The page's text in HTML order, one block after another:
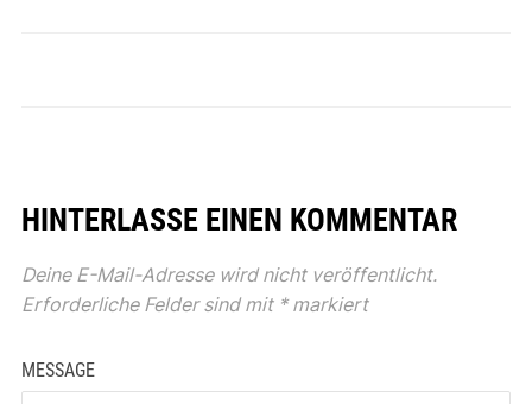
HINTERLASSE EINEN KOMMENTAR
Deine E-Mail-Adresse wird nicht veröffentlicht.
Erforderliche Felder sind mit *markiert
MESSAGE